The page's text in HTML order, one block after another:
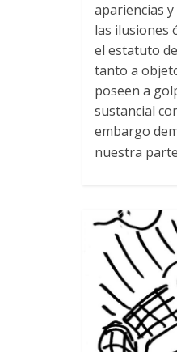
apariencias
las ilusiones
el estatuto
tanto a
poseen a
sustancial
embargo
nuestra